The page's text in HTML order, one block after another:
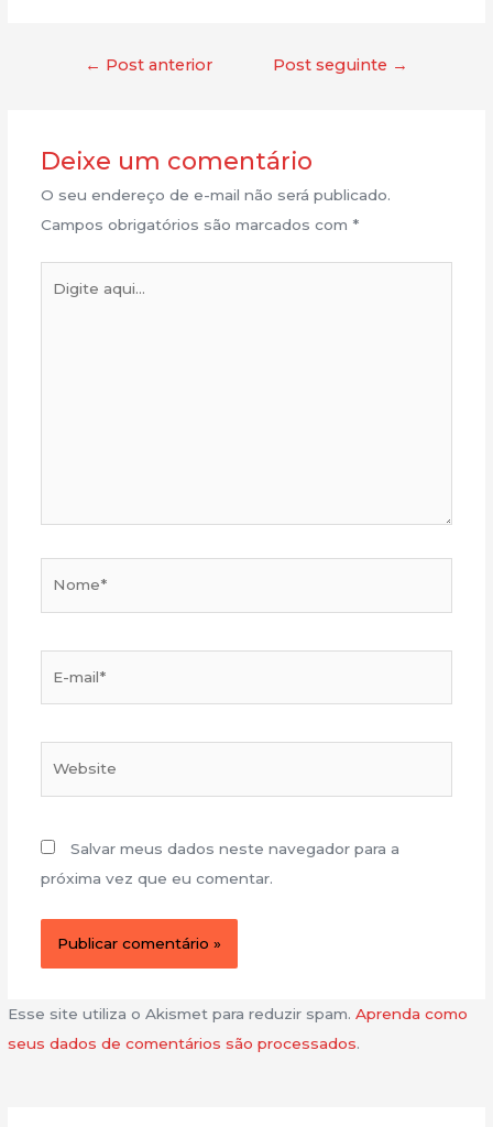
← Post anterior Post seguinte →
Deixe um comentário
O seu endereço de e-mail não será publicado.
Campos obrigatórios são marcados com *
Salvar meus dados neste navegador para a
próxima vez que eu comentar.
Esse site utiliza o Akismet para reduzir spam.Aprenda como
seus dados de comentários são processados.